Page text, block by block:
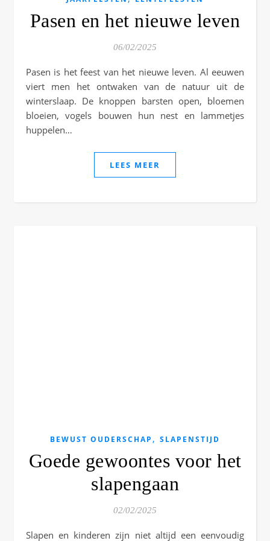
Pasen en het nieuwe leven
06/02/2025
Pasen is het feest van het nieuwe leven. Al eeuwen
viert men het ontwaken van de natuur uit de
winterslaap. De knoppen barsten open, bloemen
bloeien, vogels bouwen hun nest en lammetjes
huppelen…
LEES MEER
BEWUST OUDERSCHAP , SLAPENSTIJD
Goede gewoontes voor het
slapengaan
02/02/2025
Slapen en kinderen zijn niet altijd een eenvoudig